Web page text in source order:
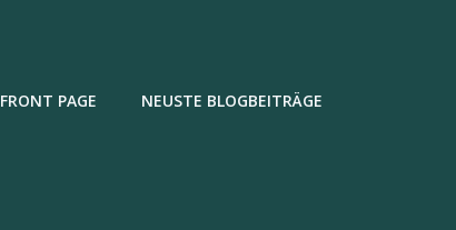
FRONT PAGE NEUSTE BLOGBEITRÄGE